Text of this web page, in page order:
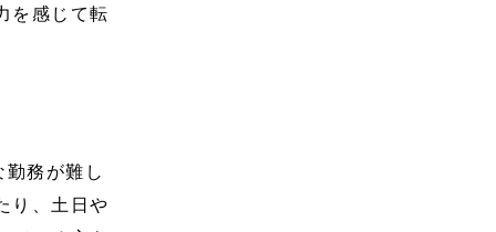
を感じて転
務が難し
り、土日や